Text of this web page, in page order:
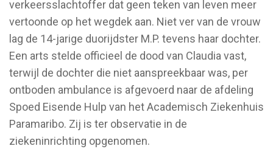
verkeersslachtoffer dat geen teken van leven meer
vertoonde op het wegdek aan. Niet ver van de vrouw
lag de 14-jarige duorijdster M.P. tevens haar dochter.
Een arts stelde officieel de dood van Claudia vast,
terwijl de dochter die niet aanspreekbaar was, per
ontboden ambulance is afgevoerd naar de afdeling
Spoed Eisende Hulp van het Academisch Ziekenhuis
Paramaribo. Zij is ter observatie in de
ziekeninrichting opgenomen.